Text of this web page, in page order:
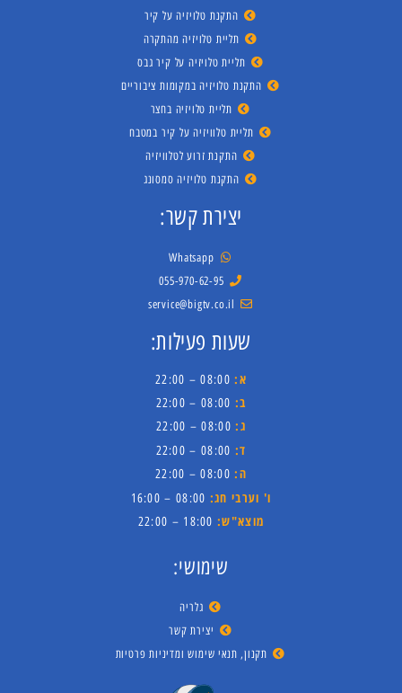
התקנת טלויזיה על קיר
תליית טלויזיה מהתקרה
תליית טלויזיה על קיר גבס
התקנת טלויזיה במקומות ציבוריים
תליית טלויזיה בחצר
תליית טלוויזיה על קיר במטבח
התקנת זרוע לטלוויזיה
התקנת טלויזיה סמסונג
יצירת קשר:
Whatsapp
055-970-62-95
service@bigtv.co.il
שעות פעילות:
א:08:00 – 22:00
ב:
ג:08:00 – 22:00
ד:
ה:08:00 – 22:00
ו' וערבי חג:
מוצא"ש:18:00 – 22:00
שימושי:
גלריה
יצירת קשר
תקנון, תנאי שימוש ומדיניות פרטיות